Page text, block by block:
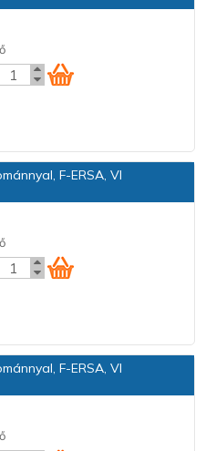
F-ERSA, VI
F-ERSA, VI